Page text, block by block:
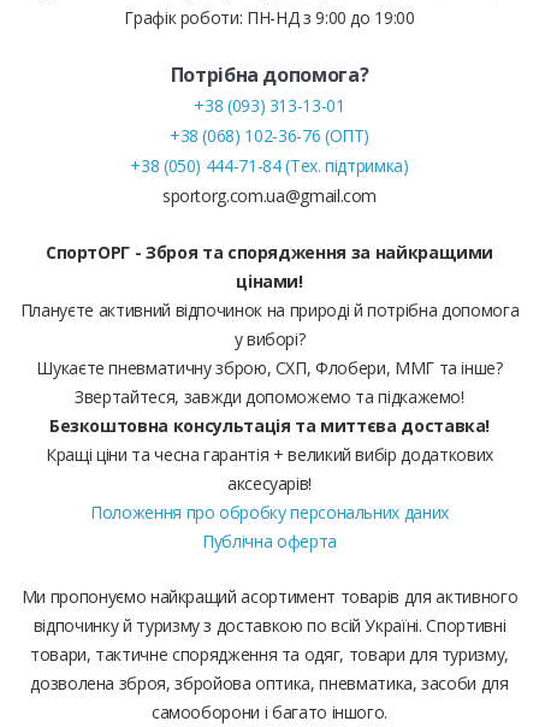
Графік роботи: ПН-НД з 9:00 до 19:00
Потрібна допомога?
+38 (093) 313-13-01
+38 (068) 102-36-76 (ОПТ)
+38 (050) 444-71-84 (Тех. підтримка)
sportorg.com.ua@gmail.com
СпортОРГ - Зброя та спорядження за найкращими
цінами!
Плануєте активний відпочинок на природі й потрібна допомога
у виборі?
Шукаєте пневматичну зброю, СХП, Флобери, ММГ та інше?
Звертайтеся, завжди допоможемо та підкажемо!
Безкоштовна консультація та миттєва доставка!
Кращі ціни та чесна гарантія + великий вибір додаткових
аксесуарів!
Положення про обробку персональних даних
Публічна оферта
Ми пропонуємо найкращий асортимент товарів для активного
відпочинку й туризму з доставкою по всій Україні. Спортивні
товари, тактичне спорядження та одяг, товари для туризму,
дозволена зброя, збройова оптика, пневматика, засоби для
самооборони і багато іншого.